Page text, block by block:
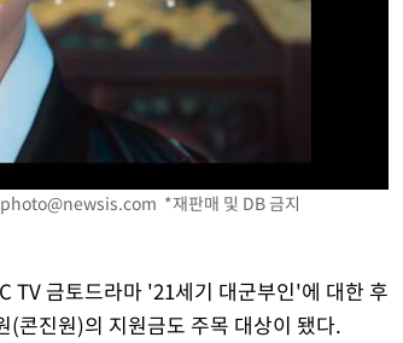
photo@newsis.com *재판매 및 DB 금지
TV 금토드라마 '21세기 대군부인'에 대한 후
콘진원)의 지원금도 주목 대상이 됐다.